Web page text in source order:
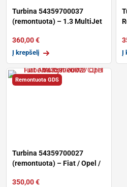
Turbina 54359700037
(remontuota) – 1.3 MultiJet
360,00€
Į krepšelį Į
Remontuota GDS
Turbina 54359700027
(remontuota) – Fiat / Opel /
350,00€